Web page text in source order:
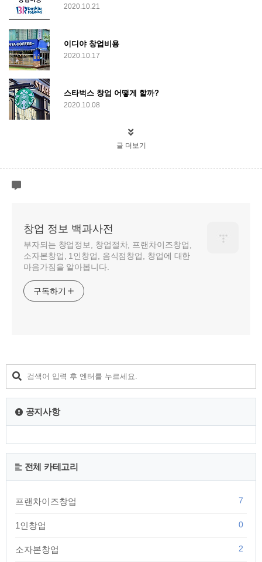
2020.10.21
이디야 창업비용
2020.10.17
스타벅스 창업 어떻게 할까?
2020.10.08
글 더보기
창업 정보 백과사전
부자되는 창업정보, 창업절차, 프랜차이즈창업,
소자본창업, 1인창업, 음식점창업, 창업에 대한
마음가짐을 알아봅니다.
구독하기
공지사항
전체 카테고리
프랜차이즈창업 7
1인창업 0
소자본창업 2